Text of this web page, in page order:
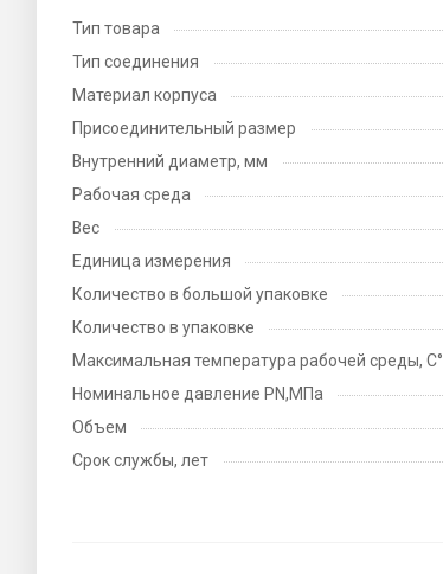
Тип товара
Тип соединения
Материал корпуса
Присоединительный размер
Внутренний диаметр, мм
Рабочая среда
Вес
Единица измерения
Количество в большой упаковке
Количество в упаковке
Максимальная температура рабочей среды, С°
Номинальное давление PN,МПа
Объем
Срок службы, лет